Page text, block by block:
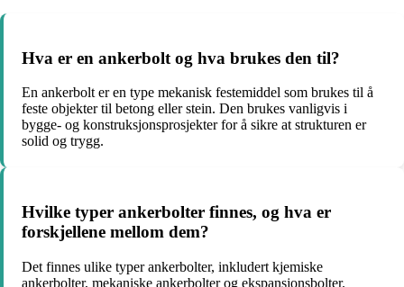
Hva er en ankerbolt og hva brukes den til?
En ankerbolt er en type mekanisk festemiddel som brukes til å
feste objekter til betong eller stein. Den brukes vanligvis i
bygge- og konstruksjonsprosjekter for å sikre at strukturen er
solid og trygg.
Hvilke typer ankerbolter finnes, og hva er
forskjellene mellom dem?
Det finnes ulike typer ankerbolter, inkludert kjemiske
ankerbolter, mekaniske ankerbolter og ekspansjonsbolter.